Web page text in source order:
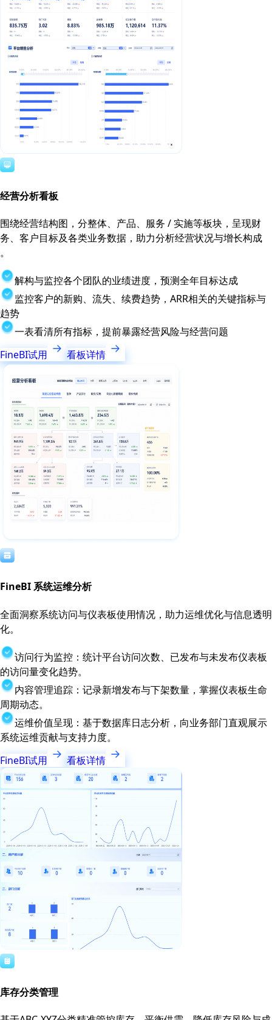
经营分析看板
围绕经营结构图，分整体、产品、服务 / 实施等板块，呈现财
务、客户目标及各类业务数据，助力分析经营状况与增长构成
。
解构与监控各个团队的业绩进度，预测全年目标达成
监控客户的新购、流失、续费趋势，ARR相关的关键指标与
趋势
一表看清所有指标，提前暴露经营风险与经营问题
FineBI试用
看板详情
FineBI 系统运维分析
全面洞察系统访问与仪表板使用情况，助力运维优化与信息透明
化。
访问行为监控：统计平台访问次数、已发布与未发布仪表板
的访问量变化趋势。
内容管理追踪：记录新增发布与下架数量，掌握仪表板生命
周期动态。
运维价值呈现：基于数据库日志分析，向业务部门直观展示
系统运维贡献与支持力度。
FineBI试用
看板详情
库存分类管理